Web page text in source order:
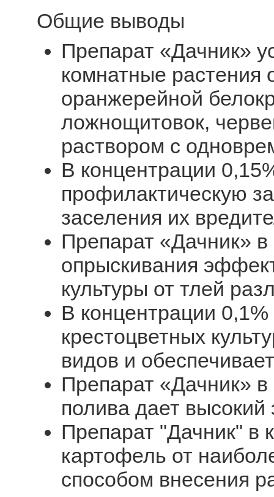
Общие выводы
Препарат «Дачник»
комнатные растения
оранжерейной
ложнощитовок,
раствором с
В концентрации
профилактическую
заселения их
Препарат «Дачник»
опрыскивания
культуры от тлей
В концентрации
крестоцветных
видов и
Препарат «Дачник»
полива дает
Препарат "Дачник" в
картофель от
способом внесения